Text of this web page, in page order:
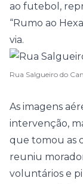
ao futebol,
“Rumo ao
via.
Rua Salgueiro do
As imagens
intervenção,
que tomou as
reuniu
voluntários e